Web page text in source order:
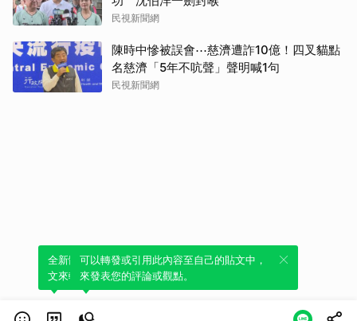
民視新聞網
陳時中慘被誤會⋯慈濟遭詐10億！四叉貓點
名慈濟「5年不吭聲」聲明喊1句
民視新聞網
全新體驗！一鍵引用此內容，透過發布貼
文來輕鬆表達個人立場。
可以轉發或引用此內容至自己的貼文中，
來發表您的評論或觀點。